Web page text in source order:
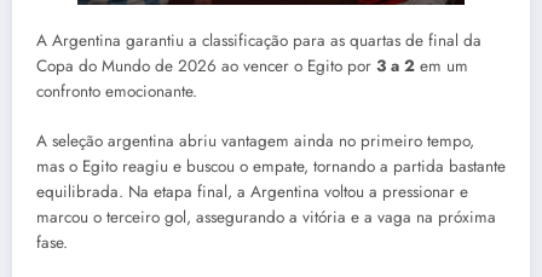
A Argentina garantiu a classificação para as quartas de final da
Copa do Mundo de 2026 ao vencer o Egito por 3 a 2 em um
confronto emocionante.
A seleção argentina abriu vantagem ainda no primeiro tempo,
mas o Egito reagiu e buscou o empate, tornando a partida bastante
equilibrada. Na etapa final, a Argentina voltou a pressionar e
marcou o terceiro gol, assegurando a vitória e a vaga na próxima
fase.